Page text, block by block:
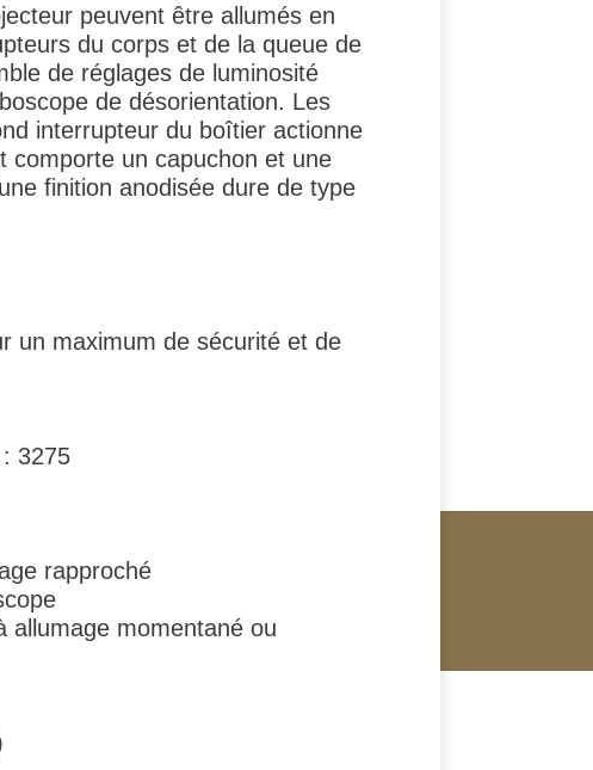
peuvent être allumés en
du corps et de la queue de
de réglages de luminosité
de désorientation. Les
interrupteur du boîtier actionne
comporte un capuchon et une
finition anodisée dure de type
un maximum de sécurité et de
3275
rapproché
allumage momentané ou